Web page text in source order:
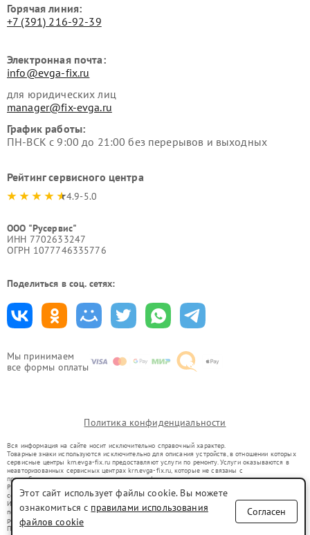
Мы принимаем
все формы оплаты
Горячая линия:
+7 (391) 216-92-39
Электронная почта:
info@evga-fix.ru
для юридических лиц
manager@fix-evga.ru
График работы:
ПН-ВСК с 9:00 до 21:00 без перерывов и выходных
Рейтинг сервисного центра
4.9-5.0
ООО "Русервис"
ИНН 7702633247
ОГРН 1077746335776
Поделиться в соц. сетях:
Политика конфиденциальности
Вся информация на сайте носит исключительно справочный характер.
Товарные знаки используются исключительно для описания устройств, в отношении которых
сервисные центры krn.evga-fix.ru предоставляют услуги по ремонту. Услуги оказываются в
неавторизованных сервисных центрах krn.evga-fix.ru, которые не связаны с
правообладателями товарных знаков или их официальными представителями.
Ремонт осуществляется для устройств, уже введенных в гражданский оборот в соответствии
со статьей 1487 ГК РФ.
Использование товарных знаков не преследует цели индивидуализации услуг или введения
потребителей в заблуждение, а служит для информирования о предоставляемых услугах по
ремонту техники указанных брендов.
Представленная на сайте информация не является публичной офертой, определяемой
Этот сайт использует файлы cookie. Вы можете
ознакомиться с правилами использования
файлов cookie
Согласен